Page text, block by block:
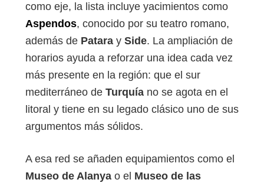
como eje, la lista incluye yacimientos como
Aspendos, conocido por su teatro romano,
además de Patara y Side. La ampliación de
horarios ayuda a reforzar una idea cada vez
más presente en la región: que el sur
mediterráneo de Turquía no se agota en el
litoral y tiene en su legado clásico uno de sus
argumentos más sólidos.
A esa red se añaden equipamientos como el
Museo de Alanya o el Museo de las